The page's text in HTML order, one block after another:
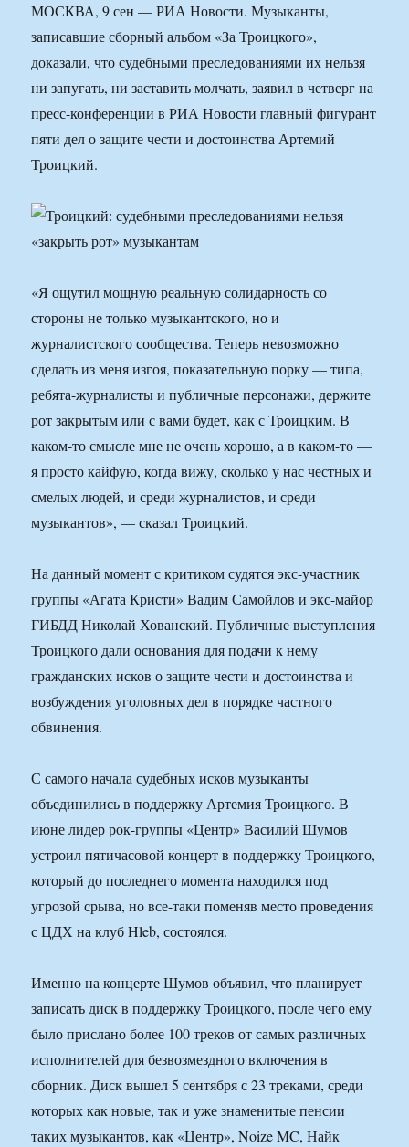
МОСКВА, 9 сен — РИА Новости. Музыканты,
записавшие сборный альбом «За Троицкого»,
доказали, что судебными преследованиями их нельзя
ни запугать, ни заставить молчать, заявил в четверг на
пресс-конференции в РИА Новости главный фигурант
пяти дел о защите чести и достоинства Артемий
Троицкий.
«Я ощутил мощную реальную солидарность со
стороны не только музыкантского, но и
журналистского сообщества. Теперь невозможно
сделать из меня изгоя, показательную порку — типа,
ребята-журналисты и публичные персонажи, держите
рот закрытым или с вами будет, как с Троицким. В
каком-то смысле мне не очень хорошо, а в каком-то —
я просто кайфую, когда вижу, сколько у нас честных и
смелых людей, и среди журналистов, и среди
музыкантов», — сказал Троицкий.
На данный момент с критиком судятся экс-участник
группы «Агата Кристи» Вадим Самойлов и экс-майор
ГИБДД Николай Хованский. Публичные выступления
Троицкого дали основания для подачи к нему
гражданских исков о защите чести и достоинства и
возбуждения уголовных дел в порядке частного
обвинения.
С самого начала судебных исков музыканты
объединились в поддержку Артемия Троицкого. В
июне лидер рок-группы «Центр» Василий Шумов
устроил пятичасовой концерт в поддержку Троицкого,
который до последнего момента находился под
угрозой срыва, но все-таки поменяв место проведения
с ЦДХ на клуб Hleb, состоялся.
Именно на концерте Шумов объявил, что планирует
записать диск в поддержку Троицкого, после чего ему
было прислано более 100 треков от самых различных
исполнителей для безвозмездного включения в
сборник. Диск вышел 5 сентября с 23 треками, среди
которых как новые, так и уже знаменитые пенсии
таких музыкантов, как «Центр», Noize MC, Найк